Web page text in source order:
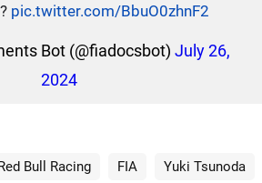
pic.twitter.com/BbuO0zhnF2
Bot (@fiadocsbot) July 26,
2024
Bull Racing FIA Yuki Tsunoda